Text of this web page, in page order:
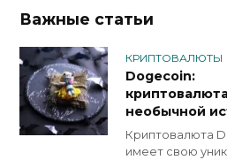
Важные статьи
КРИПТОВАЛЮТЫ
Dogecoin:
необычной
Криптовалюта
имеет свою